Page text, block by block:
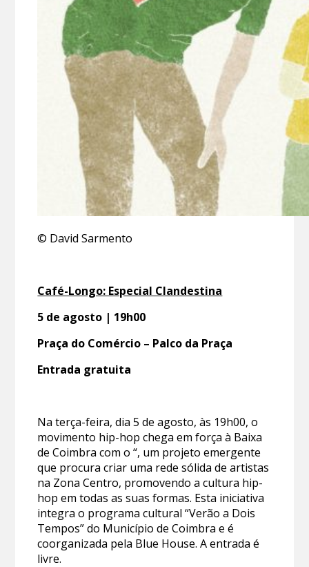
© David Sarmento
Café-Longo: Especial Clandestina
5 de agosto | 19h00
Praça do Comércio – Palco da Praça
Entrada gratuita
Na terça-feira, dia 5 de agosto, às 19h00, o
movimento hip-hop chega em força à Baixa
de Coimbra com o “, um projeto emergente
que procura criar uma rede sólida de artistas
na Zona Centro, promovendo a cultura hip-
hop em todas as suas formas. Esta iniciativa
integra o programa cultural “Verão a Dois
Tempos” do Município de Coimbra e é
coorganizada pela Blue House. A entrada é
livre.